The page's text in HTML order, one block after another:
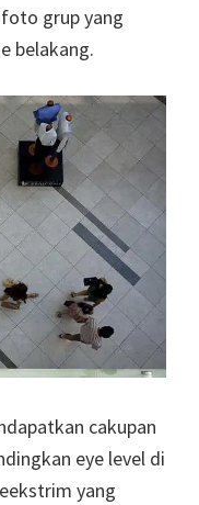
grup yang
belakang.
cakupan
eye level di
yang